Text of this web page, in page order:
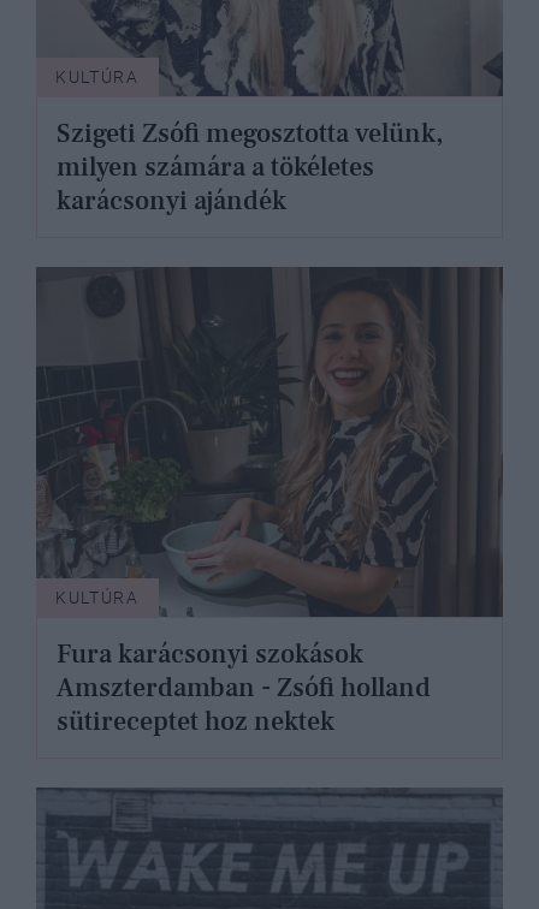
KULTÚRA
Szigeti Zsófi megosztotta velünk,
milyen számára a tökéletes
karácsonyi ajándék
KULTÚRA
Fura karácsonyi szokások
Amszterdamban - Zsófi holland
sütireceptet hoz nektek